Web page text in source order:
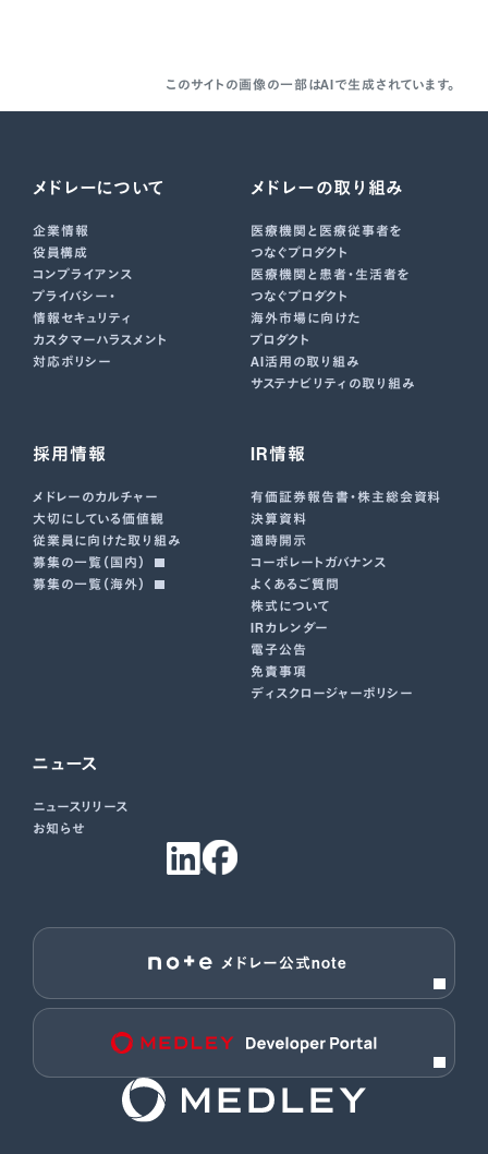
このサイトの画像の一部はAIで生成されています。
メドレーについて
企業情報
役員構成
コンプライアンス
プライバシー・
情報セキュリティ
カスタマーハラスメント
対応ポリシー
メドレーの取り組み
医療機関と医療従事者を
つなぐプロダクト
医療機関と患者・生活者を
つなぐプロダクト
海外市場に向けた
プロダクト
AI活用の取り組み
サステナビリティの取り組み
採用情報
メドレーのカルチャー
大切にしている価値観
従業員に向けた取り組み
募集の一覧（国内）
募集の一覧（海外）
IR情報
有価証券報告書･株主総会資料
決算資料
適時開示
コーポレートガバナンス
よくあるご質問
株式について
IRカレンダー
電子公告
免責事項
ディスクロージャーポリシー
ニュース
ニュースリリース
お知らせ
メドレー公式note